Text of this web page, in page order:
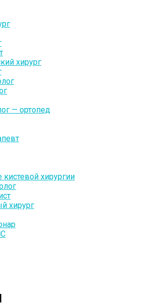
хирург
— ортопед
кистевой хирургии
хирург